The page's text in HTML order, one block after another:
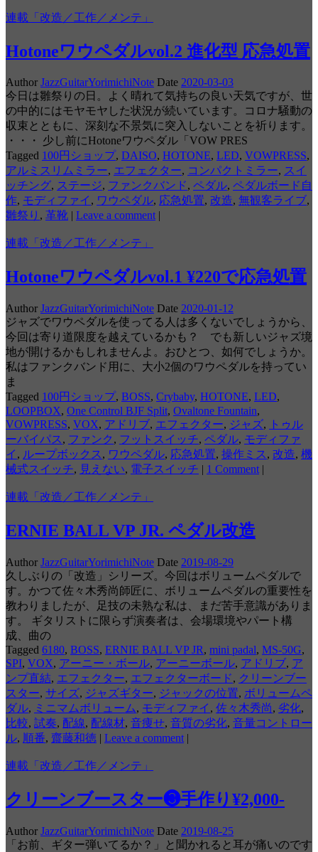
連載「改造／工作／メンテ」
Hotoneワウペダルvol.2 進化型 応急処置
Author JazzGuitarYorimichiNote Date 2020-03-03
今日は雛祭りの日。よく晴れて気持ちの良い天気ですが、世
の中的にはモヤモヤした状況が続いています。コロナ騒動の
収束とともに、深刻な不景気に突入しないことを祈ります。
・・・ 少し前にHotoneワウペダル「VOW PRES
Tagged 100円ショップ, DAISO, HOTONE, LED, VOWPRESS,
アルミスリムミラー, エフェクター, コンパクトミラー, スイ
ッチング, ステージ, ファンクバンド, ペダル, ペダルボード自
作, モディファイ , ワウペダル, 応急処置, 改造, 無観客ライブ,
雛祭り , 革靴 | Leave a comment |
連載「改造／工作／メンテ」
Hotoneワウペダルvol.1 ¥220で応急処置
Author JazzGuitarYorimichiNote Date 2020-01-12
ジャズでワウペダルを使ってる人は多くないでしょうから、
今回は寄り道限度を越えているかも？ でも新しいジャズ境
地が開けるかもしれませんよ。おひとつ、如何でしょうか。
私はファンクバンド用に、大小2個のワウペダルを持ってい
ま
Tagged 100円ショップ, BOSS, Crybaby, HOTONE, LED,
LOOPBOX, One Control BJF Split, Ovaltone Fountain,
VOWPRESS, VOX, アドリブ, エフェクター, ジャズ,
トゥル
ーバイパス , ファンク , フットスイッチ, ペダル, モディファ
イ , ループボックス , ワウペダル, 応急処置, 操作ミス , 改造, 機
械式スイッチ, 見えない, 電子スイッチ | 1 Comment |
連載「改造／工作／メンテ」
ERNIE BALL VP JR. ペダル改造
Author JazzGuitarYorimichiNote Date 2019-08-29
久しぶりの「改造」シリーズ。今回はボリュームペダルで
す。かつて佐々木秀尚師匠に、ボリュームペダルの重要性を
教わりましたが、足技の未熟な私は、まだ苦手意識がありま
す。 ギタリストに限らず演奏者は、会場環境やパート構
成、曲の
Tagged 6180, BOSS, ERNIE BALL VP JR, mini padal, MS-50G,
SPI, VOX, アーニー・ボール, アーニーボール, アドリブ, ア
ンプ直結, エフェクター, エフェクターボード, クリーンブー
スター, サイズ, ジャズギター, ジャックの位置, ボリュームペ
ダル, ミニマムボリューム, モディファイ , 佐々木秀尚, 劣化,
比較, 試奏, 配線, 配線材, 音痩せ, 音質の劣化, 音量コントロー
ル, 順番, 齋藤和徳 | Leave a comment |
連載「改造／工作／メンテ」
クリーンブースター❸手作り¥2,000-
Author JazzGuitarYorimichiNote Date 2019-08-25
「お前、ギター弾いてるか？」と聞かれると耳が痛いのです